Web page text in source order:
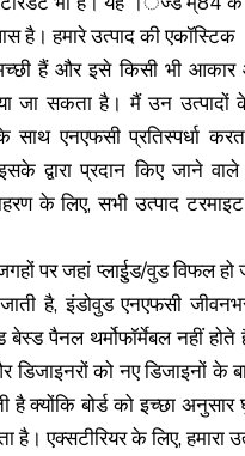
है। हमारे उत्पाद की एकॉस्टिक
अच्छी हैं और इसे किसी भी
जा सकता है। मैं उन उत्पादों
एनएफसी प्रतिस्पर्धा
द्वारा प्रदान किए जाने
के लिए, सभी उत्पाद
पर जहां प्लाईुड/वुड विफल हो
है, इंडोवुड एनएफसी
बेस्ड पैनल थर्मोफॉर्मेबल नहीं
डिजाइनरों को नए डिजाइनों के
है क्योंकि बोर्ड को इच्छा
है। एक्सटीरियर के लिए, हमारा